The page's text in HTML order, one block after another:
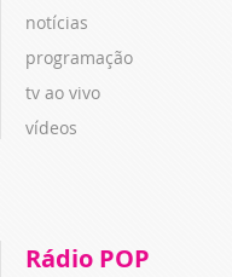
notícias
programação
tv ao vivo
vídeos
Rádio POP